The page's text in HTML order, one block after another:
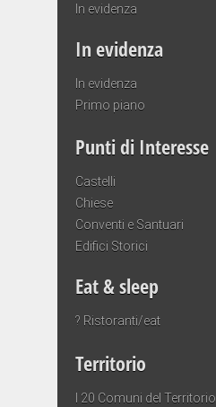
In evidenza
In evidenza
In evidenza
Primo piano
Punti di Interesse
Castelli
Chiese
Conventi e Santuari
Edifici Storici
Eat & sleep
? Ristoranti/eat
Territorio
I 20 Comuni del Territorio